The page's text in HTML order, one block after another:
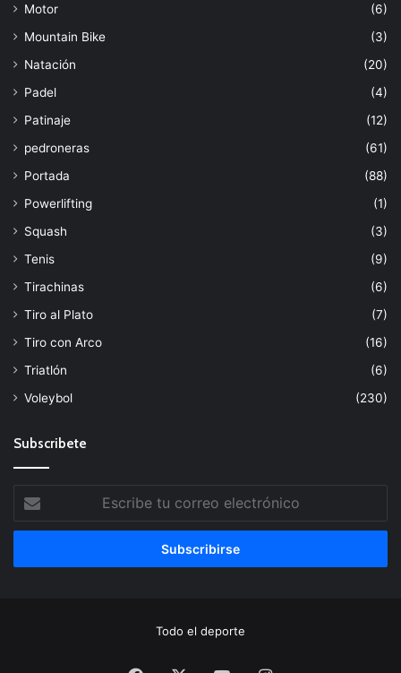
Motor
(6)
Mountain Bike
(3)
Natación
(20)
Padel
(4)
Patinaje
(12)
pedroneras
(61)
Portada
(88)
Powerlifting
(1)
Squash
(3)
Tenis
(9)
Tirachinas
(6)
Tiro al Plato
(7)
Tiro con Arco
(16)
Triatlón
(6)
Voleybol
(230)
Subscribete
tu
correo
Todo el deporte